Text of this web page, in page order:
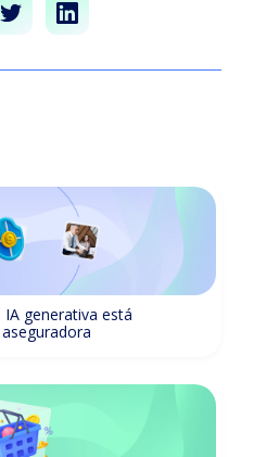
generativa está